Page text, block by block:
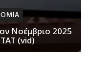
Νοέμβριο 2025
(vid)